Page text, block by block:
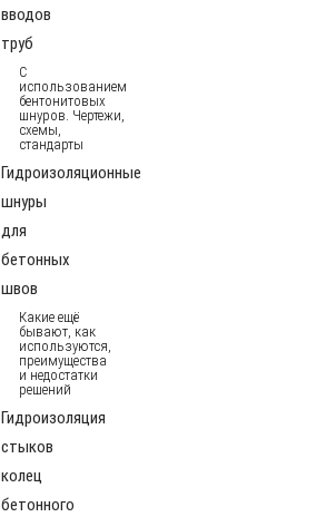
вводов
труб
С
использованием
бентонитовых
шнуров. Чертежи,
схемы,
стандарты
Гидроизоляционные
шнуры
для
бетонных
швов
Какие ещё
бывают, как
используются,
преимущества
и недостатки
решений
Гидроизоляция
стыков
колец
бетонного